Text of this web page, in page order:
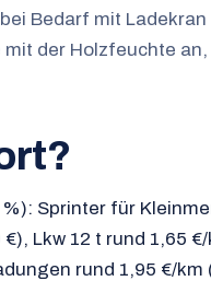
Bedarf mit
der Holzfeuchte
Sprinter für
Lkw 12 t rund 1,65
rund 1,95 €/km